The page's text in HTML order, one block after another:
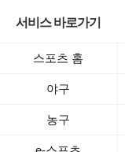
서비스 바로가기
스포츠 홈
야구
농구